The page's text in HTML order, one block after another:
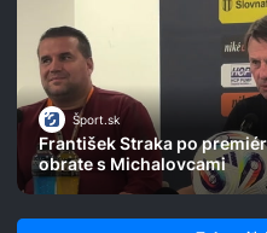
Šport.sk
František Straka po
obrate s Michalovcami